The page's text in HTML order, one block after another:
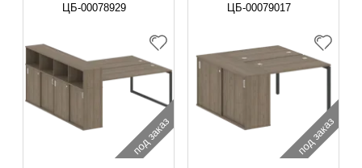
ЦБ-00078929
под заказ
ЦБ-00079017
под заказ